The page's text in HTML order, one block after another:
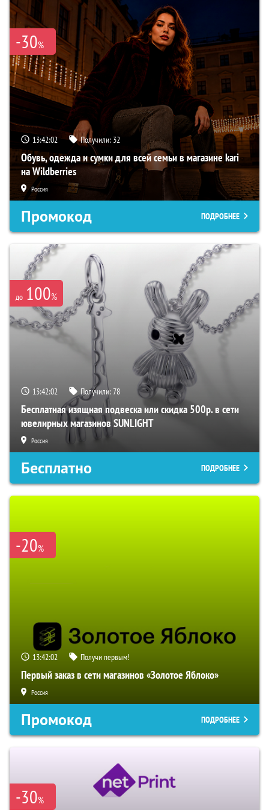
-30%
13:42:01 Получили: 32
Обувь, одежда и сумки для всей семьи в магазине kari
на Wildberries
Россия
Промокод ПОДРОБНЕЕ
до 100%
13:42:01 Получили:78
Бесплатная изящная подвеска или скидка 500р. в сети
ювелирных магазинов SUNLIGHT
Россия
Бесплатно ПОДРОБНЕЕ
-20%
13:42:01 Получи первым!
Первый заказ в сети магазинов «Золотое Яблоко»
Россия
Промокод ПОДРОБНЕЕ
-30%